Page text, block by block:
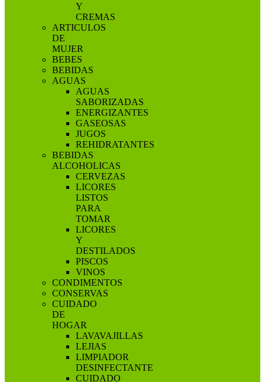
Y
CREMAS
ARTICULOS
DE
MUJER
BEBES
BEBIDAS
AGUAS
AGUAS
SABORIZADAS
ENERGIZANTES
GASEOSAS
JUGOS
REHIDRATANTES
BEBIDAS
ALCOHOLICAS
CERVEZAS
LICORES
LISTOS
PARA
TOMAR
LICORES
Y
DESTILADOS
PISCOS
VINOS
CONDIMENTOS
CONSERVAS
CUIDADO
DE
HOGAR
LAVAVAJILLAS
LEJIAS
LIMPIADOR
DESINFECTANTE
CUIDADO